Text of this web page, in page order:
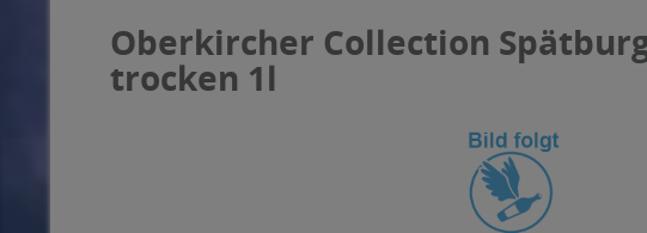
Oberkircher Collection
trocken 1l